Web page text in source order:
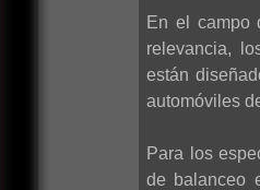
En el campo
relevancia,
están
automóviles
Para los
de balanceo